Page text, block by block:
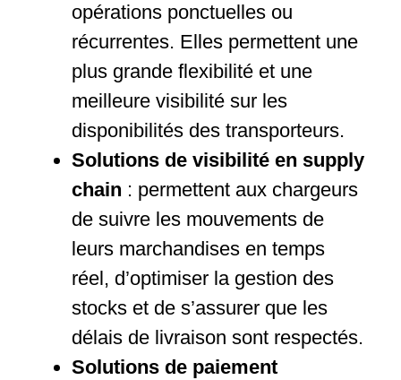
opérations ponctuelles ou
récurrentes. Elles permettent une
plus grande flexibilité et une
meilleure visibilité sur les
disponibilités des transporteurs.
Solutions de visibilité en supply
chain : permettent aux chargeurs
de suivre les mouvements de
leurs marchandises en temps
réel, d’optimiser la gestion des
stocks et de s’assurer que les
délais de livraison sont respectés.
Solutions de paiement